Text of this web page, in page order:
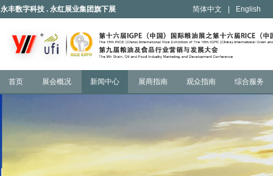
永丰数字科技 . 永红展业集团旗下展 简体中文 English
首页 展会概况 新闻中心 展商指南 观众指南 综合服务